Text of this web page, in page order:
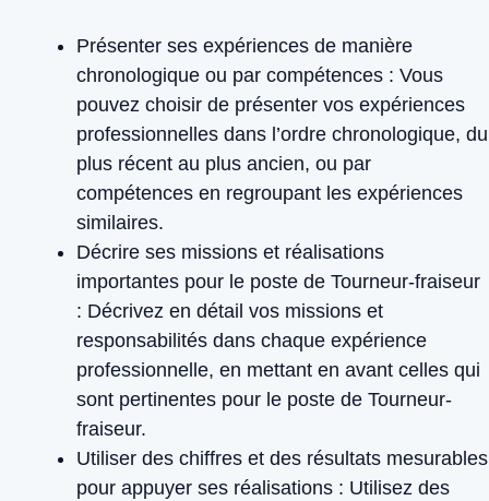
Présenter ses expériences de manière
chronologique ou par compétences : Vous
pouvez choisir de présenter vos expériences
professionnelles dans l’ordre chronologique, du
plus récent au plus ancien, ou par
compétences en regroupant les expériences
similaires.
Décrire ses missions et réalisations
importantes pour le poste de Tourneur-fraiseur
: Décrivez en détail vos missions et
responsabilités dans chaque expérience
professionnelle, en mettant en avant celles qui
sont pertinentes pour le poste de Tourneur-
fraiseur.
Utiliser des chiffres et des résultats mesurables
pour appuyer ses réalisations : Utilisez des